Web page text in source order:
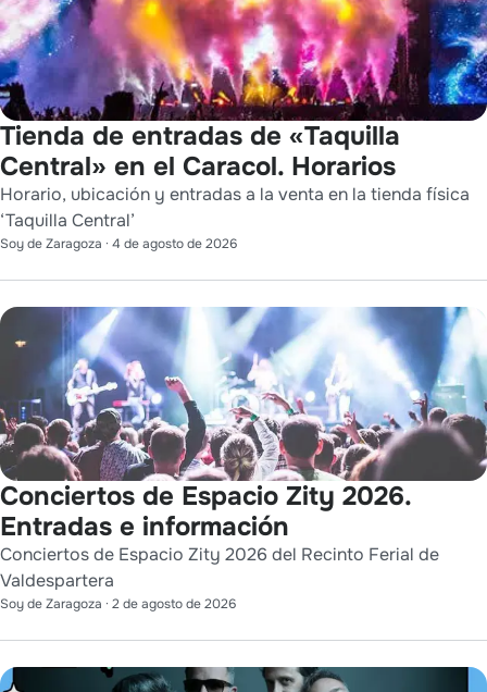
Tienda de entradas de «Taquilla
Central» en el Caracol. Horarios
Horario, ubicación y entradas a la venta en la tienda física
‘Taquilla Central’
Soy de Zaragoza · 4 de agosto de 2026
Conciertos de Espacio Zity 2026.
Entradas e información
Conciertos de Espacio Zity 2026 del Recinto Ferial de
Valdespartera
Soy de Zaragoza · 2 de agosto de 2026